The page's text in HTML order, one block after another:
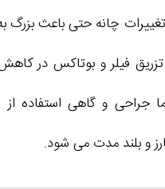
چانه حتی باعث بزرگ
فیلر و بوتاکس در
جراحی و گاهی استفاده از
و بلند مدت می شود.